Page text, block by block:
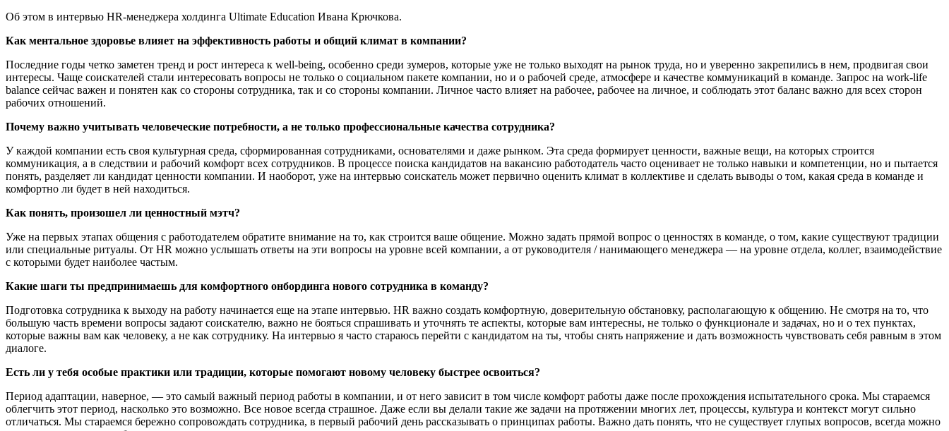
Об этом в интервью HR-менеджера холдинга Ultimate Education Ивана Крючкова.
Как ментальное здоровье влияет на эффективность работы и общий климат в компании?
Последние годы четко заметен тренд и рост интереса к well-being, особенно среди зумеров, которые уже не только выходят на рынок труда, но и уверенно закрепились в нем, продвигая свои
интересы. Чаще соискателей стали интересовать вопросы не только о социальном пакете компании, но и о рабочей среде, атмосфере и качестве коммуникаций в команде. Запрос на work-life
balance сейчас важен и понятен как со стороны сотрудника, так и со стороны компании. Личное часто влияет на рабочее, рабочее на личное, и соблюдать этот баланс важно для всех сторон
рабочих отношений.
Почему важно учитывать человеческие потребности, а не только профессиональные качества сотрудника?
У каждой компании есть своя культурная среда, сформированная сотрудниками, основателями и даже рынком. Эта среда формирует ценности, важные вещи, на которых строится
коммуникация, а в следствии и рабочий комфорт всех сотрудников. В процессе поиска кандидатов на вакансию работодатель часто оценивает не только навыки и компетенции, но и пытается
понять, разделяет ли кандидат ценности компании. И наоборот, уже на интервью соискатель может первично оценить климат в коллективе и сделать выводы о том, какая среда в команде и
комфортно ли будет в ней находиться.
Как понять, произошел ли ценностный мэтч?
Уже на первых этапах общения с работодателем обратите внимание на то, как строится ваше общение. Можно задать прямой вопрос о ценностях в команде, о том, какие существуют традиции
или специальные ритуалы. От HR можно услышать ответы на эти вопросы на уровне всей компании, а от руководителя / нанимающего менеджера — на уровне отдела, коллег, взаимодействие
с которыми будет наиболее частым.
Какие шаги ты предпринимаешь для комфортного онбординга нового сотрудника в команду?
Подготовка сотрудника к выходу на работу начинается еще на этапе интервью. HR важно создать комфортную, доверительную обстановку, располагающую к общению. Не смотря на то, что
большую часть времени вопросы задают соискателю, важно не бояться спрашивать и уточнять те аспекты, которые вам интересны, не только о функционале и задачах, но и о тех пунктах,
которые важны вам как человеку, а не как сотруднику. На интервью я часто стараюсь перейти с кандидатом на ты, чтобы снять напряжение и дать возможность чувствовать себя равным в этом
диалоге.
Есть ли у тебя особые практики или традиции, которые помогают новому человеку быстрее освоиться?
Период адаптации, наверное, — это самый важный период работы в компании, и от него зависит в том числе комфорт работы даже после прохождения испытательного срока. Мы стараемся
облегчить этот период, насколько это возможно. Все новое всегда страшное. Даже если вы делали такие же задачи на протяжении многих лет, процессы, культура и контекст могут сильно
отличаться. Мы стараемся бережно сопровождать сотрудника, в первый рабочий день рассказывать о принципах работы. Важно дать понять, что не существует глупых вопросов, всегда можно